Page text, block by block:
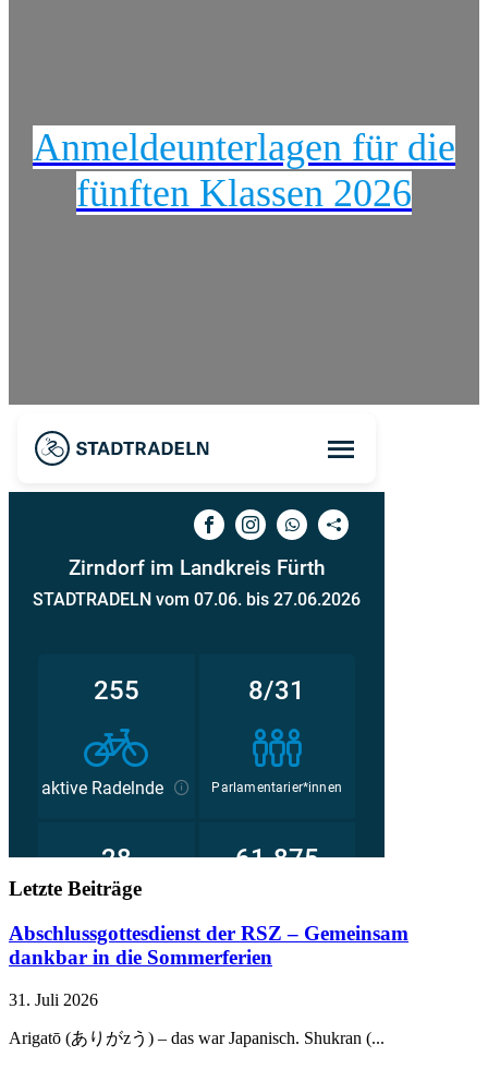
Anmeldeunterlagen für die
fünften Klassen 2026
Letzte Beiträge
Abschlussgottesdienst der RSZ – Gemeinsam
dankbar in die Sommerferien
31. Juli 2026
Arigatō (ありがzう) – das war Japanisch. Shukran (...